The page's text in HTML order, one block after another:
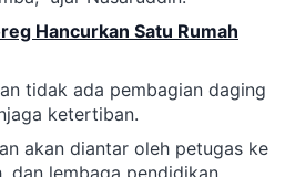
Hancurkan Satu Rumah
tidak ada pembagian daging
ketertiban.
akan diantar oleh petugas ke
dan lembaga pendidikan